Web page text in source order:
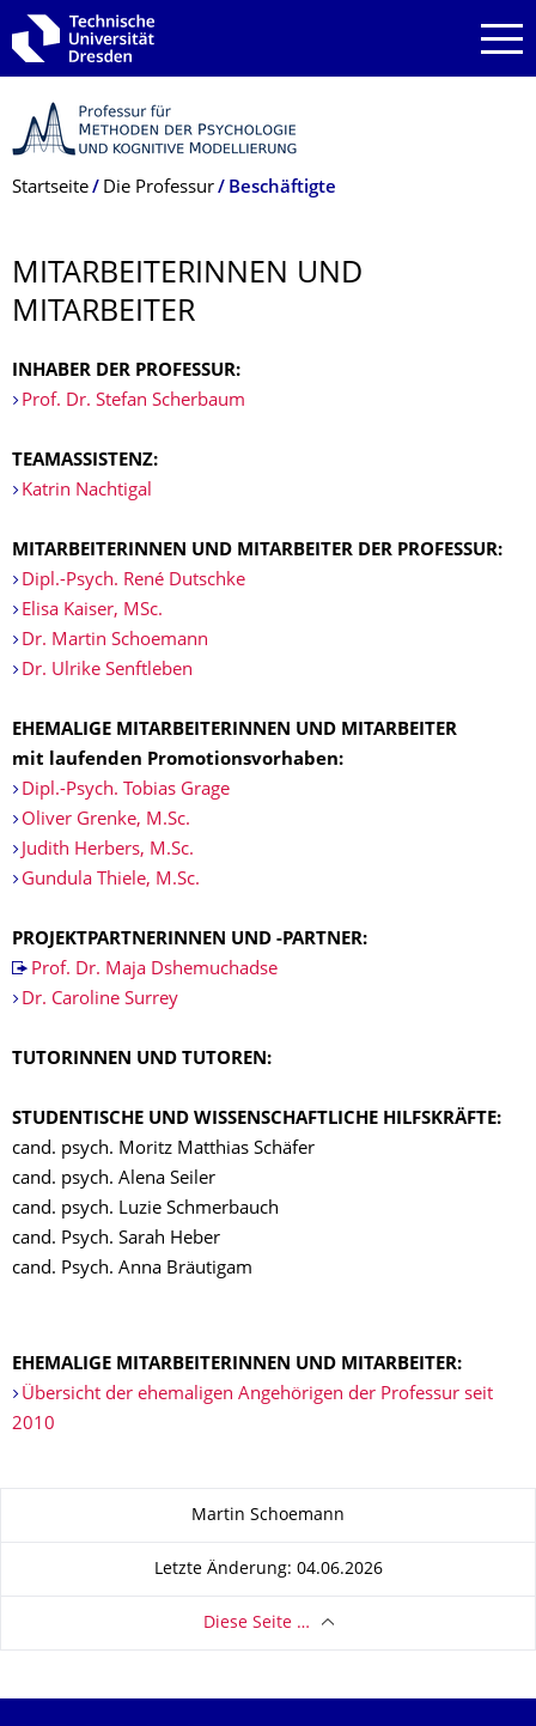
Zur Hauptnavigation springen
Zur Suche springen
Zum Inhalt springen
Breadcrumb-Menü
Startseite Die Professur Beschäftigte
MITARBEITERIN­NEN UND
MITARBEITER
INHABER DER PROFESSUR:
Prof. Dr. Stefan Scherbaum
TEAMASSISTENZ:
Katrin Nachtigal
MITARBEITERINNEN UND MITARBEITER DER PROFESSUR:
Dipl.-Psych. René Dutschke
Elisa Kaiser, MSc.
Dr. Martin Schoemann
Dr. Ulrike Senftleben
EHEMALIGE MITARBEITERINNEN UND MITARBEITER
mit laufenden Promotionsvorhaben:
Dipl.-Psych. Tobias Grage
Oliver Grenke, M.Sc.
Judith Herbers, M.Sc.
Gundula Thiele, M.Sc.
PROJEKTPARTNERINNEN UND -PARTNER:
Prof. Dr. Maja Dshemuchadse
Dr. Caroline Surrey
TUTORINNEN UND TUTOREN:
STUDENTISCHE UND WISSENSCHAFTLICHE HILFSKRÄFTE:
cand. psych. Moritz Matthias Schäfer
cand. psych. Alena Seiler
cand. psych. Luzie Schmerbauch
cand. Psych. Sarah Heber
cand. Psych. Anna Bräutigam
EHEMALIGE MITARBEITERINNEN UND MITARBEITER:
Übersicht der ehemaligen Angehörigen der Professur seit
2010
Martin Schoemann
Letzte Änderung: 04.06.2026
Diese Seite …